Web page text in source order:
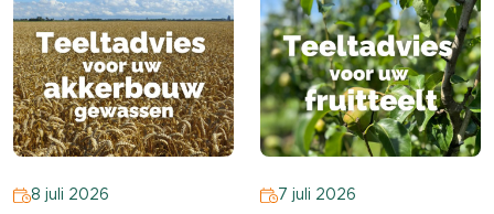
8 juli 2026 7 juli 2026